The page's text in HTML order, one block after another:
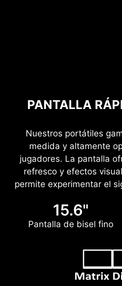
PANTALLA
Nuestros portátiles
medida y altamente
jugadores. La pantalla
refresco y efectos
permite experimentar el
15.6"
Pantalla de bisel fino